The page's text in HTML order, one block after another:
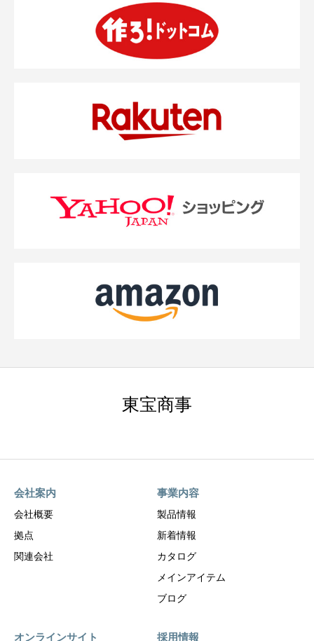
東宝商事
会社案内
会社概要
拠点
関連会社
事業内容
製品情報
新着情報
カタログ
メインアイテム
ブログ
オンラインサイト 採用情報